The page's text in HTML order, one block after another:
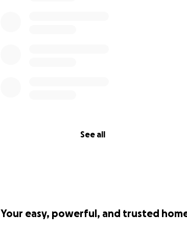
See all
Your easy, powerful, and trusted